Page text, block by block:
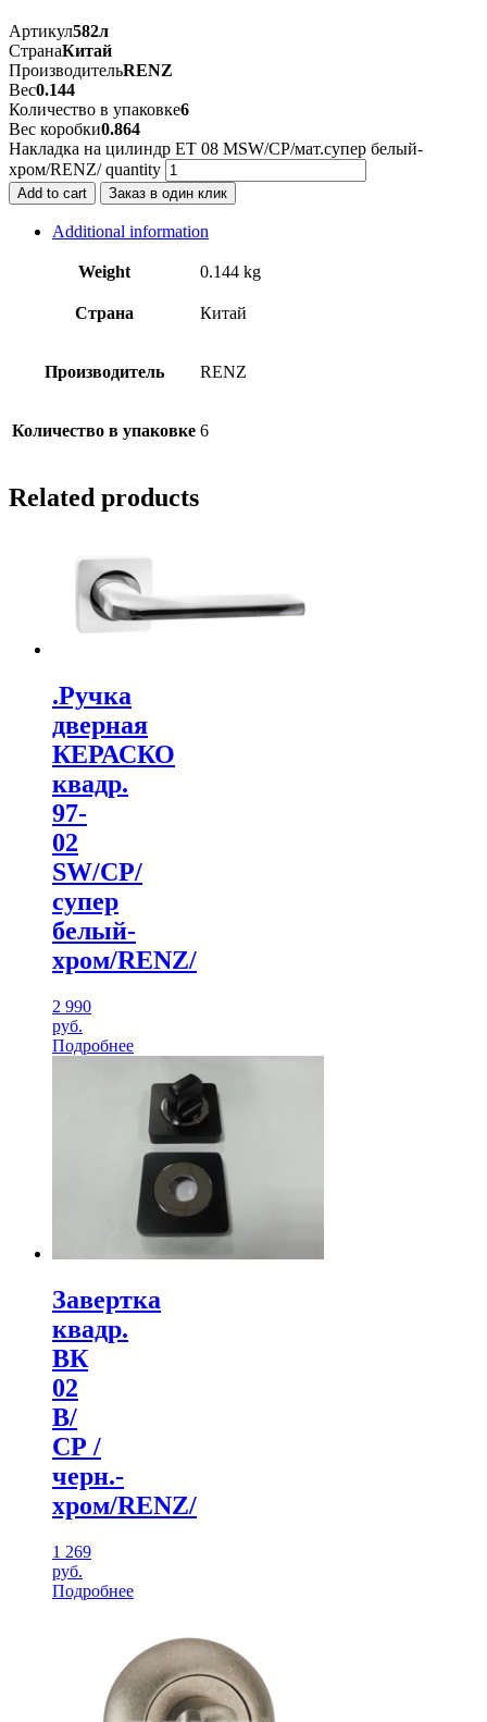
Артикул582л
СтранаКитай
ПроизводительRENZ
Вес0.144
Количество в упаковке6
Вес коробки0.864
Накладка на цилиндр ЕТ 08 MSW/CP/мат.супер белый-
хром/RENZ/ quantity
Add to cart Заказ в один клик
Additional information
Weight 0.144 kg
Страна Китай
Производитель RENZ
Количество в упаковке 6
Related products
.Ручка
дверная
КЕРАСКО
квадр.
97-
02
SW/CP/
супер
белый-
хром/RENZ/
2 990
руб.
Подробнее
Завертка
квадр.
ВК
02
В/
СР /
черн.-
хром/RENZ/
1 269
руб.
Подробнее